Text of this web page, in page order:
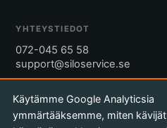
YHTEYSTIEDOT
072-045 65 58
support@siloservice.se
Pyydä tarjous
Käytämme Google Analyticsia
ymmärtääksemme, miten kävijät